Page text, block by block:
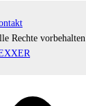
Rechte vorbehalten |